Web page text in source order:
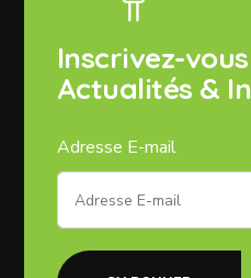
Inscrivez-
Actualités &
Adresse E-mail